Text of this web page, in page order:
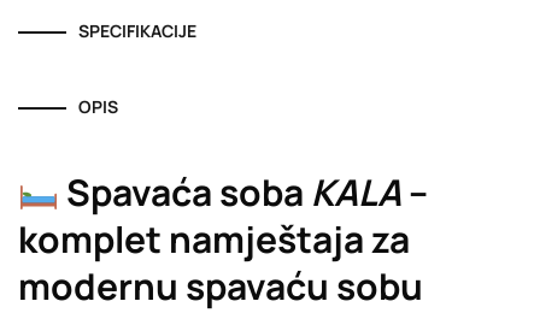
SPECIFIKACIJE
OPIS
Spavaća soba KALA–
komplet namještaja za
modernu spavaću sobu